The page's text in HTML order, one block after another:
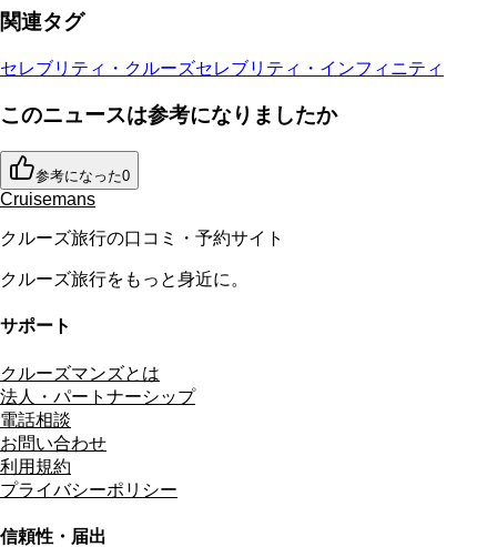
関連タグ
セレブリティ・クルーズセレブリティ・インフィニティ
このニュースは参考になりましたか
参考になった0
Cruisemans
クルーズ旅行の口コミ・予約サイト
クルーズ旅行をもっと身近に。
サポート
クルーズマンズとは
法人・パートナーシップ
電話相談
お問い合わせ
利用規約
プライバシーポリシー
信頼性・届出